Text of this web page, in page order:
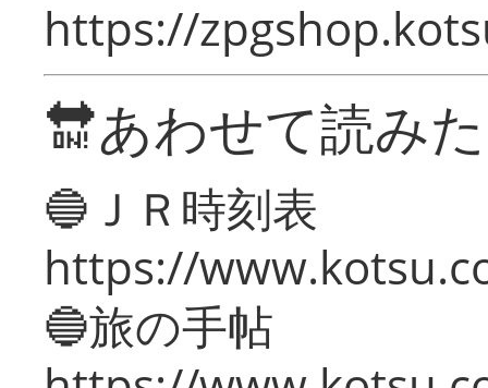
https://
🔛あわせて読み
🔵ＪＲ時刻表
https://
🔵旅の手帖